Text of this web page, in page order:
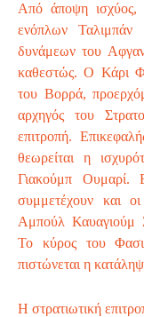
Από άποψη ισχύος,
ενόπλων
δυνάμεων του
καθεστώς. Ο Κάρι
του Βορρά,
αρχηγός του
επιτροπή.
θεωρείται η
Γιακούμπ Ουμαρί.
συμμετέχουν και
Αμπούλ Καυαγιούμ
Το κύρος του
πιστώνεται η
Η στρατιωτική